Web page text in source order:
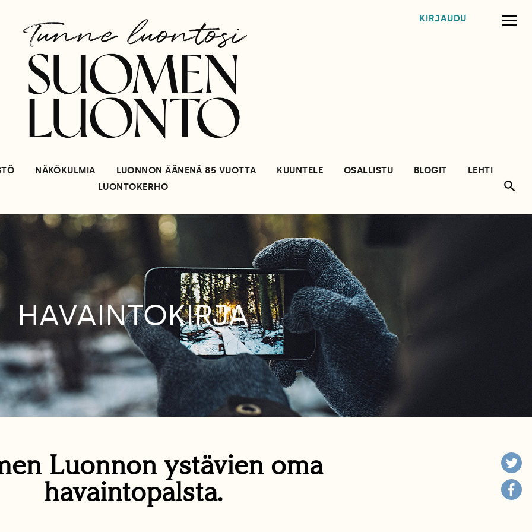
KIRJAUDU
NÄKÖKULMIA LUONNON ÄÄNENÄ 85 VUOTTA KUUNTELE OSALLISTU BLOGIT
LEHTI
LUONTOKERHO
HAVAINTOKIRJA
Luonnon ystävien oma
havaintopalsta.